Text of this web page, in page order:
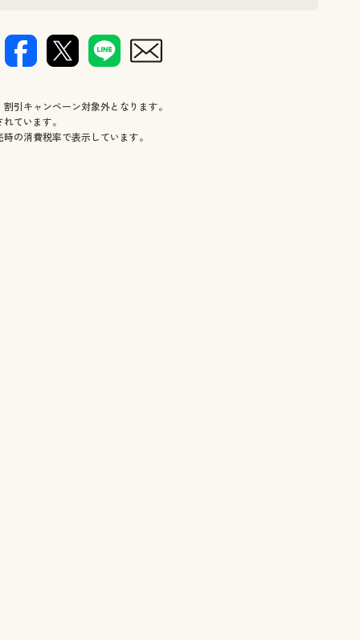
引キャンペーン対象外となります。
ています。
の消費税率で表示しています。